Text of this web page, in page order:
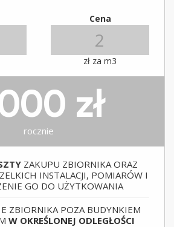
Cena
zł za m3
zł
rocznie
ZAKUPU ZBIORNIKA ORAZ
INSTALACJI, POMIARÓW I
GO DO UŻYTKOWANIA
ZBIORNIKA POZA BUDYNKIEM
W OKREŚLONEJ ODLEGŁOŚCI